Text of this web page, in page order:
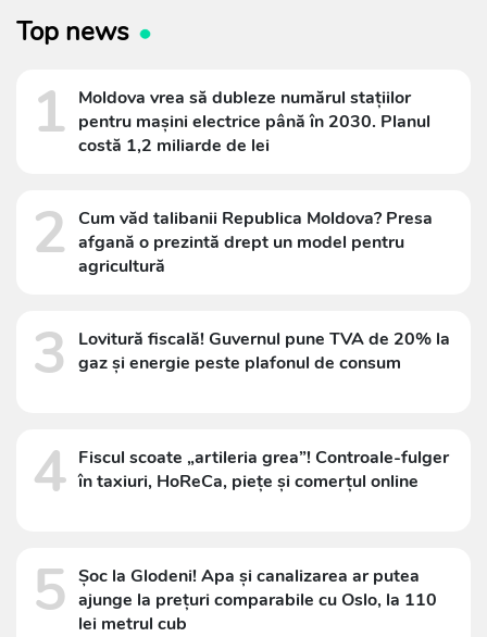
Top news
1 Moldova vrea să dubleze numărul stațiilor
pentru mașini electrice până în 2030. Planul
costă 1,2 miliarde de lei
2 Cum văd talibanii Republica Moldova? Presa
afgană o prezintă drept un model pentru
agricultură
3
Lovitură fiscală! Guvernul pune TVA de 20% la
gaz și energie peste plafonul de consum
4 Fiscul scoate „artileria grea”! Controale-fulger
în taxiuri, HoReCa, piețe și comerțul online
5 Șoc la Glodeni! Apa și canalizarea ar putea
ajunge la prețuri comparabile cu Oslo, la 110
lei metrul cub